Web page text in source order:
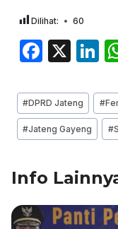
Dilihat: 60
F
c
e
b
o
k
X
Li
k
e
dI
Post
Tags:
#DPRD Jateng #
#Jateng Gayeng #
Info